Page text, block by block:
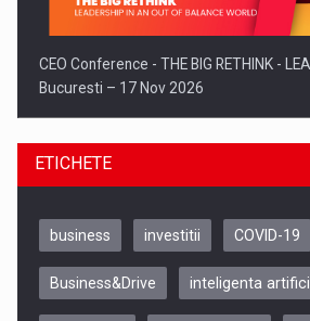
CEO Conference - THE BIG RETHINK -
Bucuresti – 17 Nov 2026
ETICHETE
business investitii COVID-19
Business&Drive inteligenta